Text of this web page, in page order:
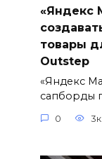
«Яндекс
товары
Outstep
«Яндекс
сапборды
0 3к.